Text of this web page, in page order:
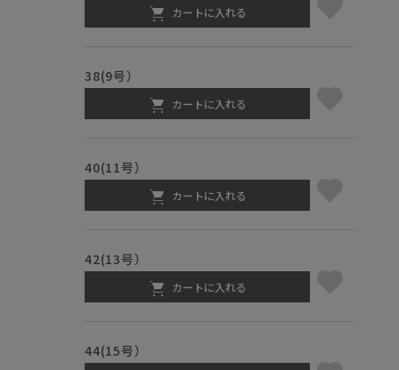
カートに入れる
38(9号）
カートに入れる
40(11号）
カートに入れる
42(13号）
カートに入れる
44(15号）